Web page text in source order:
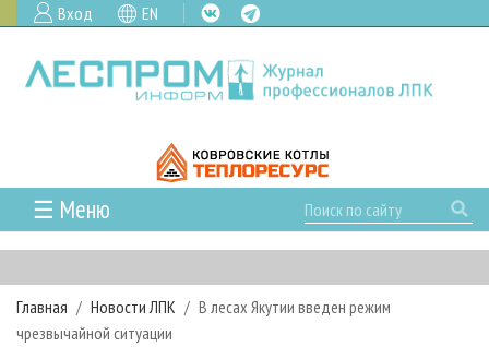
Вход EN
☰ Меню
ГЛАВНАЯ
РУБРИКИ И ТЕМЫ
РУБРИКИ ЖУРНАЛА
НОВОСТИ
Главная Новости ЛПК
В лесах Якутии введен режим
чрезвычайной ситуации